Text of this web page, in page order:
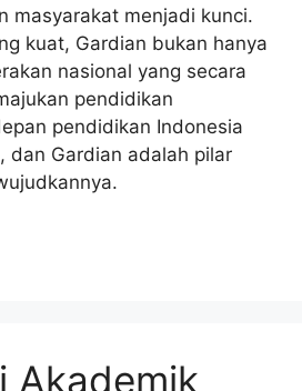
masyarakat menjadi kunci.
kuat, Gardian bukan hanya
nasional yang secara
pendidikan
pendidikan Indonesia
dan Gardian adalah pilar
Akademik